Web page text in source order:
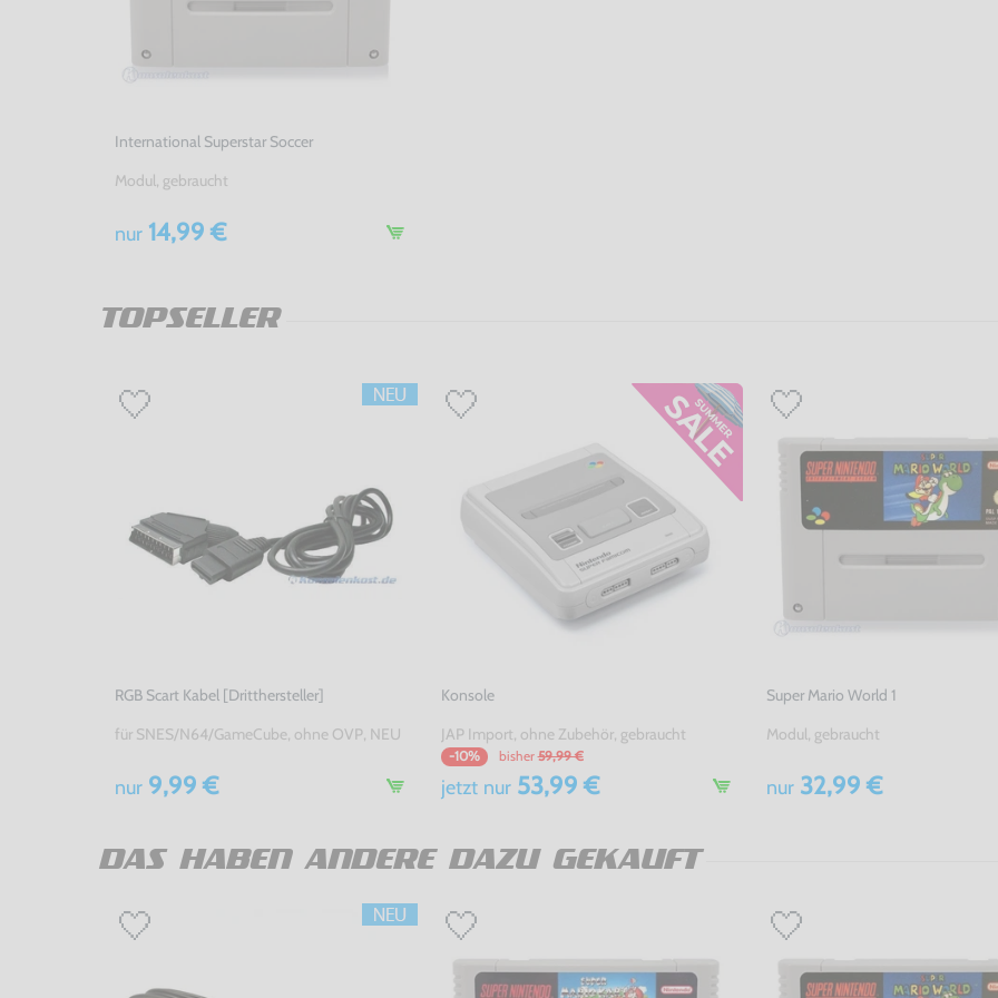
International Superstar Soccer
Modul, gebraucht
nur 14,99 €
TOPSELLER
RGB Scart Kabel [Dritthersteller]
für SNES/N64/GameCube, ohne OVP, NEU
nur 9,99 €
Konsole
JAP Import, ohne Zubehör, gebraucht
-10% bisher 59,99 €
jetzt nur53,99 €
Super Mario World 1
Modul, gebraucht
nur 32,99 €
DAS HABEN ANDERE DAZU GEKAUFT